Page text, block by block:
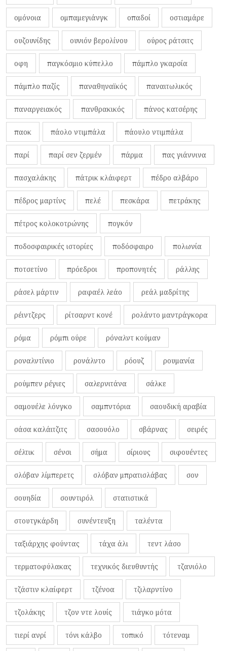
ομόνοια ομπαμεγιάνγκ οπαδοί οστιαμάρε
ουζουνίδης ουνιόν βερολίνου ούρος ράτσιτς
οφη παγκόσμιο κύπελλο πάμπλο γκαρσία
πάμπλο παζίς παναθηναϊκός παναιτωλικός
παναργειακός πανθρακικός πάνος κατσέρης
παοκ πάολο ντιμπάλα πάουλο ντιμπάλα
παρί παρί σεν ζερμέν πάρμα πας γιάννινα
πασχαλάκης πάτρικ κλάιφερτ πέδρο αλβάρο
πέδρος μαρτίνς πελέ πεσκάρα πετράκης
πέτρος κολοκοτρώνης πογκόν
ποδοσφαιρικές ιστορίες ποδόσφαιρο πολωνία
ποτσετίνο πρόεδροι προπονητές ράλλης
ράσελ μάρτιν ραφαέλ λεάο ρεάλ μαδρίτης
ρέιντζερς ρίτσαρντ κονέ ρολάντο μαντράγκορα
ρόμα ρόμπι ούρε ρόναλντ κούμαν
ροναλντίνιο ρονάλντο ρόουζ ρουμανία
ρούμπεν ρέγιες σαλερνιτάνα σάλκε
σαμουέλε λόνγκο σαμπντόρια σαουδική αραβία
σάσα καλάιτζιτς σασουόλο σβάρνας σειρές
σέλτικ σένσι σήμα σίριους σιφουέντες
σλόβαν λίμπερετς σλόβαν μπρατισλάβας σον
σουηδία σουντιρόλ στατιστικά
στουτγκάρδη συνέντευξη ταλέντα
ταξιάρχης φούντας τάχα άλι τεντ λάσο
τερματοφύλακας τεχνικός διευθυντής τζανιόλο
τζάστιν κλαίφερτ τζένοα τζιλαρντίνο
τζολάκης τζον ντε λουίς τιάγκο μότα
τιερί ανρί τόνι κάλβο τοπικό τότεναμ